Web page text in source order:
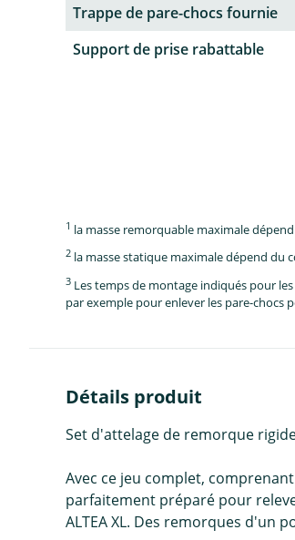
Trappe de pare-chocs fournie
Support de prise rabattable
1 la masse remorquable maximale
2 la masse statique maximale dépend du
3 Les temps de montage indiqués pour
par exemple pour enlever les pare-
Détails produit
Set d'attelage de remorque
Avec ce jeu complet,
parfaitement préparé pour
ALTEA XL. Des remorques d'un